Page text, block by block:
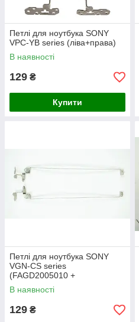
Петлі для ноутбука SONY
VPC-YB series (ліва+права)
В наявності
129 ₴
Купити
Петлі для ноутбука SONY
VGN-CS series
(FAGD2005010 +
FAGD2008010) (ліва+права)
В наявності
129 ₴